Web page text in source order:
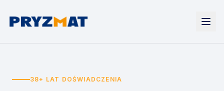
Urządzenia
38+ LAT DOŚWIADCZENIA